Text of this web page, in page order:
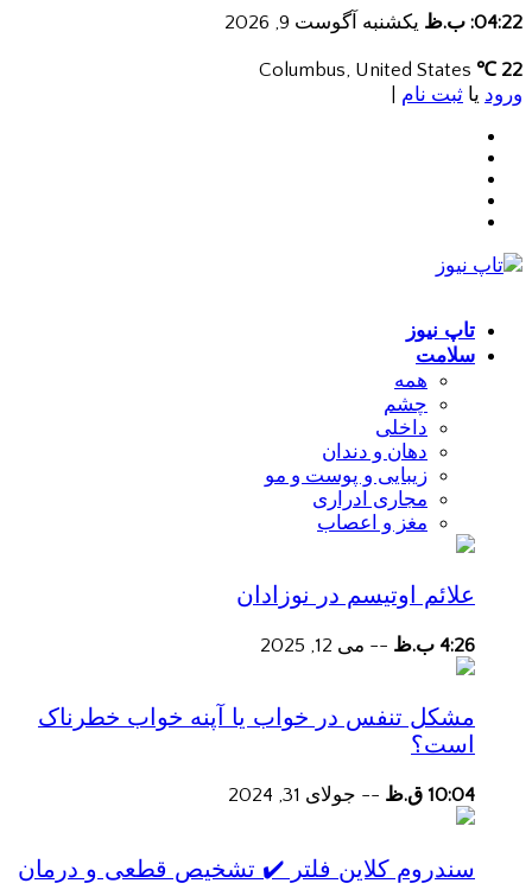
04:22: ب.ظ یکشنبه آگوست 9, 2026
22 ℃
ورود یا ثبت نام
تاپ نیوز
سلامت
همه
چشم
داخلی
دهان و دندان
زیبایی و پوست و مو
مجاری ادراری
مغز و اعصاب
علائم اوتیسم در نوزادان
4:26 ب.ظ -- می 12, 2025
مشکل تنفس در خواب یا آپنه خواب خطرناک
است؟
10:04 ق.ظ -- جولای 31, 2024
سندروم کلاین فلتر ✔️ تشخیص قطعی و درمان